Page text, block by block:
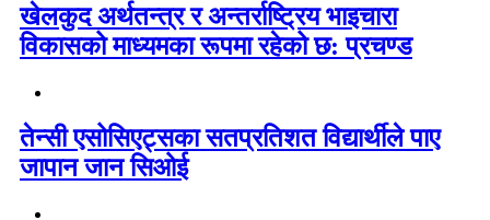
खेलकुद अर्थतन्त्र र अन्तर्राष्ट्रिय भाइचारा
विकासको माध्यमका रूपमा रहेको छ: प्रचण्ड
तेन्सी एसोसिएट्सका सतप्रतिशत विद्यार्थीले पाए
जापान जान सिओई